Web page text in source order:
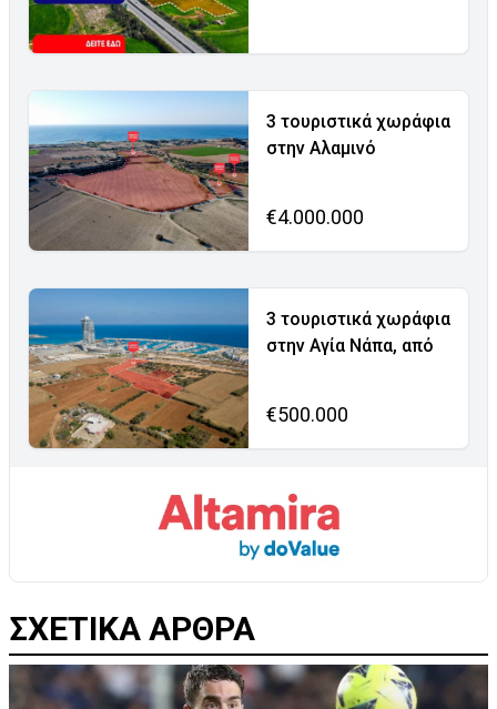
3 τουριστικά χωράφια
στην Αλαμινό
€4.000.000
3 τουριστικά χωράφια
στην Αγία Νάπα, από
€500.000
ΣΧΕΤΙΚΑ ΑΡΘΡΑ